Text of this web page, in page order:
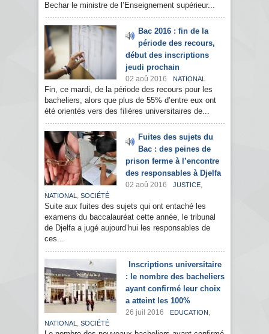
Bechar le ministre de l’Enseignement supérieur...
Bac 2016 : fin de la
période des recours,
début des inscriptions
jeudi prochain
02 aoû 2016 NATIONAL
Fin, ce mardi, de la période des recours pour les
bacheliers, alors que plus de 55% d’entre eux ont
été orientés vers des filières universitaires de...
Fuites des sujets du
Bac : des peines de
prison ferme à l’encontre
des responsables à Djelfa
02 aoû 2016 JUSTICE,
NATIONAL , SOCIÉTÉ
Suite aux fuites des sujets qui ont entaché les
examens du baccalauréat cette année, le tribunal
de Djelfa a jugé aujourd’hui les responsables de
ces...
Inscriptions universitaire
: le nombre des bacheliers
ayant confirmé leur choix
a atteint les 100%
26 juil 2016 EDUCATION ,
NATIONAL , SOCIÉTÉ